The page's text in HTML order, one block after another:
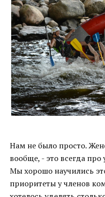
Нам не было просто.
вообще, - это всегда
Мы хорошо научились
приоритеты у членов